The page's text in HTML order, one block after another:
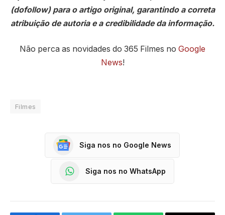
(dofollow) para o artigo original, garantindo a correta
atribuição de autoria e a credibilidade da informação.
Não perca as novidades do 365 Filmes no Google
News!
Filmes
Siga nos no Google News
Siga nos no WhatsApp